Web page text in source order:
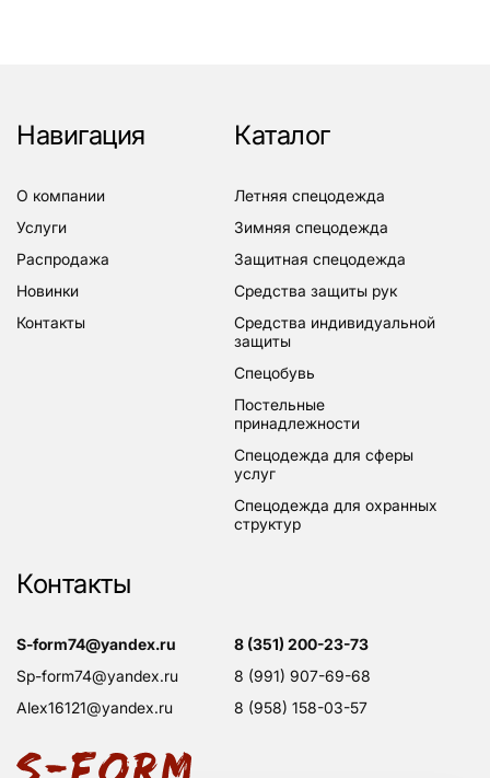
Навигация
о компании
услуги
распродажа
новинки
контакты
Каталог
летняя спецодежда
зимняя спецодежда
защитная спецодежда
средства защиты рук
средства индивидуальной
защиты
спецобувь
постельные
принадлежности
спецодежда для сферы
услуг
спецодежда для охранных
структур
Контакты
s-form74@yandex.ru
sp-form74@yandex.ru
alex16121@yandex.ru
8 (351) 200-23-73
8 (991) 907-69-68
8 (958) 158-03-57